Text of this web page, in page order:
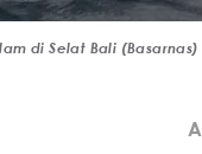
di Selat Bali (Basarnas)
A